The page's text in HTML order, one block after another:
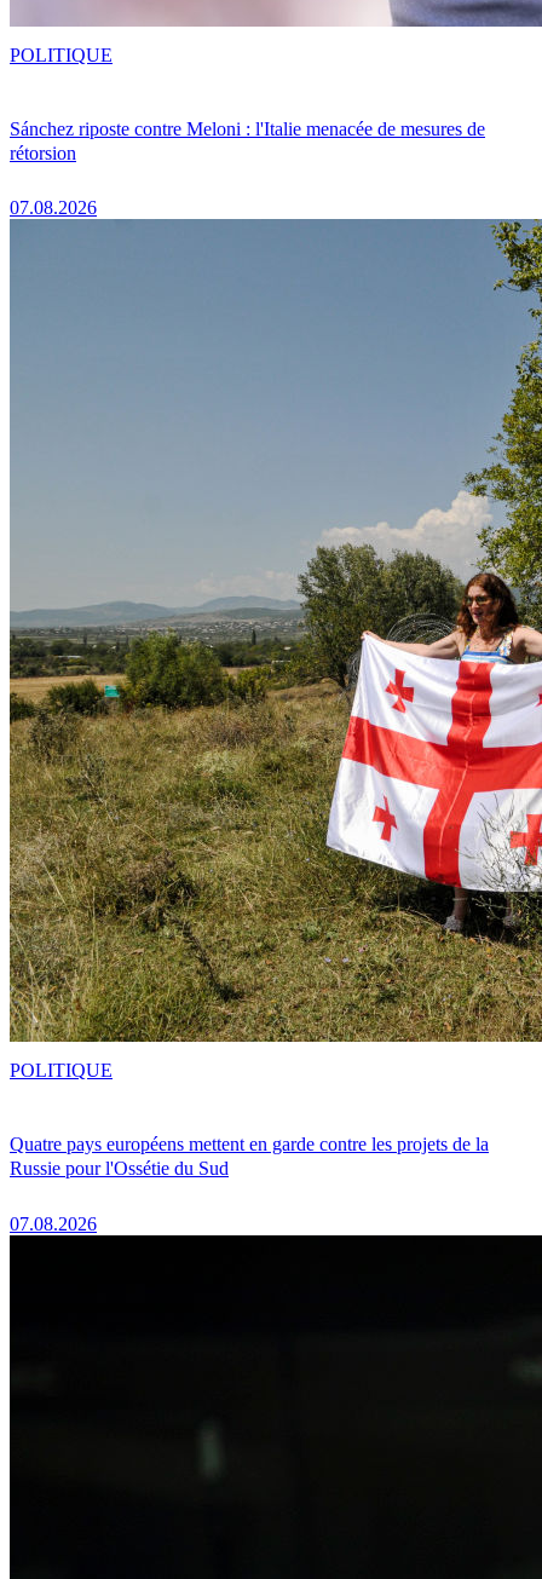
Sánchez riposte contre Meloni : l'Italie menacée de mesures de
rétorsion
07.08.2026
POLITIQUE
Quatre pays européens mettent en garde contre les projets de la
Russie pour l'Ossétie du Sud
07.08.2026
POLITIQUE